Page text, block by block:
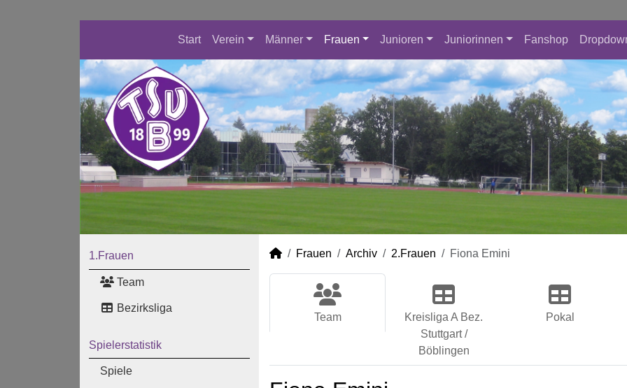
Start Verein Männer Frauen Junioren Juniorinnen Fanshop
1.Frauen
Team
Bezirksliga
Spielerstatistik
Spiele
Frauen Archiv 2.Frauen Fiona Emini
Team
Kreisliga A Bez.
Stuttgart /
Böblingen
Pokal